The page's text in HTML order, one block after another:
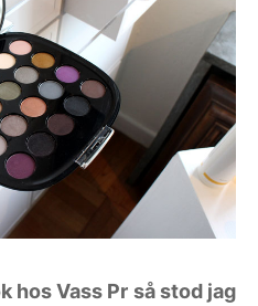
hos Vass Pr så stod jag